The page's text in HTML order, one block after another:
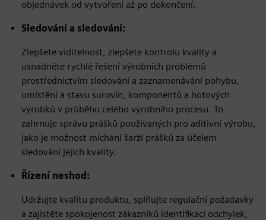
objednávek od vytvoření až po dokončení.
Sledování a sledování:
Zlepšete viditelnost, zlepšete kontrolu kvality a
usnadněte rychlé řešení výrobních problémů
prostřednictvím sledování a zaznamenávání pohybu,
umístění a stavu surovin, komponentů a hotových
výrobků v průběhu celého výrobního procesu. To
zahrnuje správu prášků používaných pro aditivní výrobu,
jako je možnost míchání šarží prášků za účelem
sledování jejich kvality.
Řízení neshod:
Udržujte kvalitu produktu, splňujte regulační požadavky
a zajistěte spokojenost zákazníků identifikací odchylek,